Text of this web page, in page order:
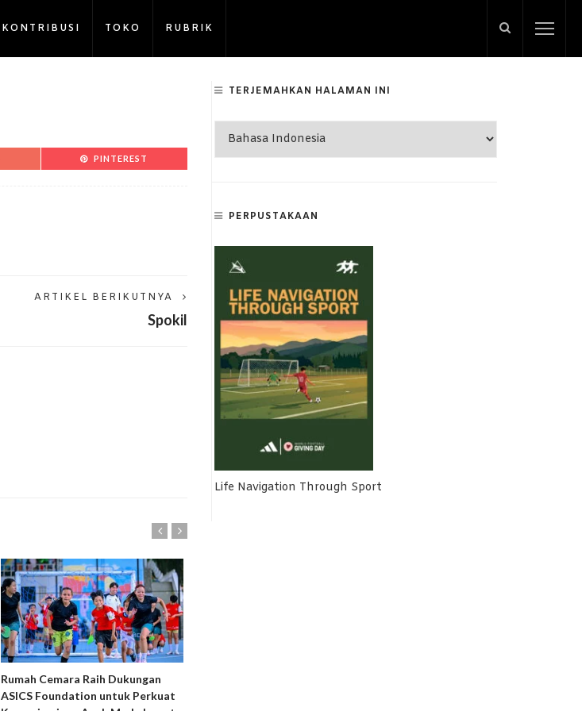
KONTRIBUSI TOKO RUBRIK
PINTEREST
ARTIKEL BERIKUTNYA
Spokil
Rumah Cemara Raih Dukungan
ASICS Foundation untuk Perkuat
TERJEMAHKAN HALAMAN INI
PERPUSTAKAAN
Life Navigation Through Sport